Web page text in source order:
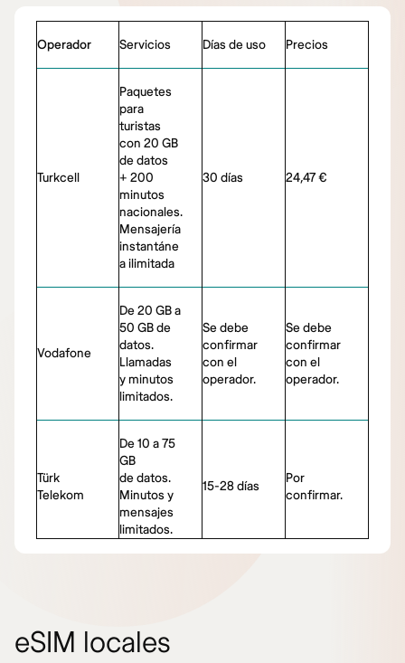
Operador Servicios Días de uso Precios
Turkcell
Paquetes
para
turistas
con 20 GB
de datos
+ 200
minutos
nacionales.
Mensajería
instantáne
a ilimitada
30 días 24,47 €
Vodafone
De 20 GB a
50 GB de
datos.
Llamadas
y minutos
limitados.
Se debe
confirmar
con el
operador.
Se debe
confirmar
con el
operador.
Türk
Telekom
De 10 a 75
GB
de datos.
Minutos y
mensajes
limitados.
15-28 días
Por
confirmar.
eSIM locales